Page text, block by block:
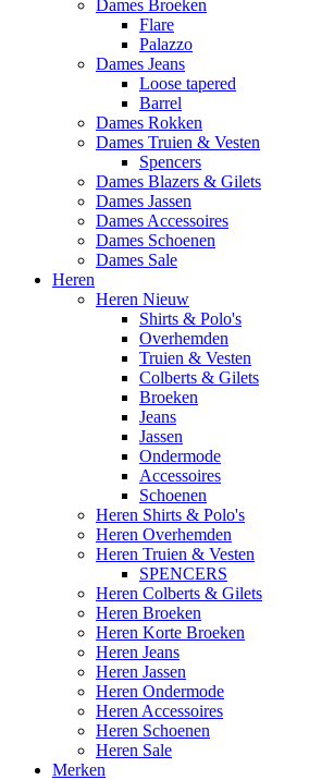
Dames Broeken
Flare
Palazzo
Dames Jeans
Loose tapered
Barrel
Dames Rokken
Dames Truien & Vesten
Spencers
Dames Blazers & Gilets
Dames Jassen
Dames Accessoires
Dames Schoenen
Dames Sale
Heren
Heren Nieuw
Shirts & Polo's
Overhemden
Truien & Vesten
Colberts & Gilets
Broeken
Jeans
Jassen
Ondermode
Accessoires
Schoenen
Heren Shirts & Polo's
Heren Overhemden
Heren Truien & Vesten
SPENCERS
Heren Colberts & Gilets
Heren Broeken
Heren Korte Broeken
Heren Jeans
Heren Jassen
Heren Ondermode
Heren Accessoires
Heren Schoenen
Heren Sale
Merken